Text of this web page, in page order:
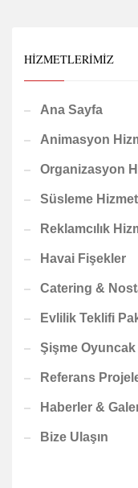
HIZMETLERIMIZ
Ana Sayfa
Animasyon
Organizasyon
Süsleme
Reklamcılık
Havai Fişekler
Catering &
Evlilik Teklifi
Şişme
Referans
Haberler &
Bize Ulaşın